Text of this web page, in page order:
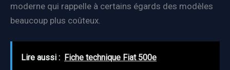
moderne qui rappelle à certains égards des modèles
beaucoup plus coûteux.
Lire aussi : Fiche technique Fiat 500e